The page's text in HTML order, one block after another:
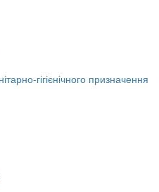
гігієнічного призначення